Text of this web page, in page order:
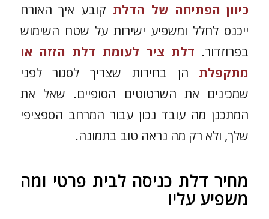
כיוון הפתיחה של הדלת קובע איך האורח
ייכנס לחלל ומשפיע ישירות על שטח השימוש
בפרוזדור. דלת ציר לעומת דלת הזזה או
מתקפלת הן בחירות שצריך לסגור לפני
שמכינים את השרטוטים הסופיים. שאל את
המתכנן מה עובד נכון עבור המרחב הספציפי
שלך, ולא רק מה נראה טוב בתמונה.
מחיר דלת כניסה לבית פרטי ומה
משפיע עליו